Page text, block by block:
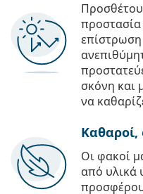
σκόνη και
να
Καθαροί,
Οι φακοί
από υλικά